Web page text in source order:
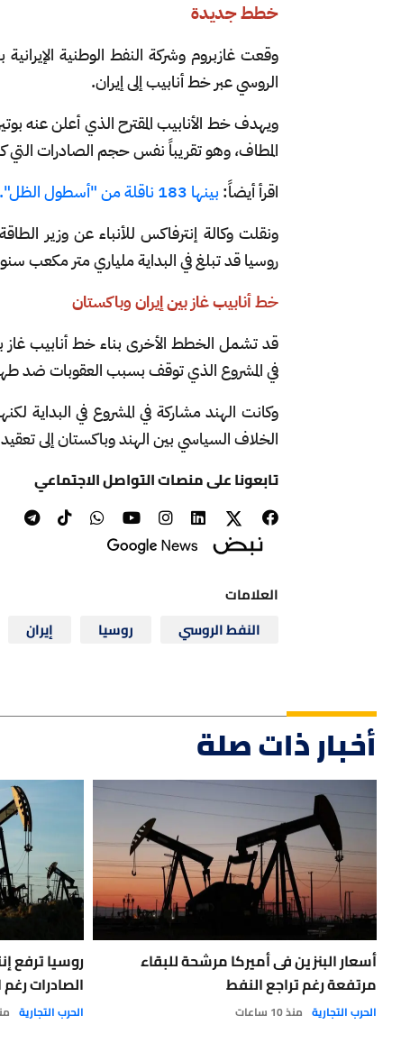
خطط جديدة
الروسي عبر خط أنابيب إلى إيران.
المطاف، وهو تقريباً نفس حجم الصادرات التي كان خط أنابيب نورد
اقرأ أيضاً:بينها 183 ناقلة من "أسطول الظل".. الولايات المتحدة تفرض عقوبات جديدة على روسيا
ونقلت وكالة إنترفاكس للأنباء عن وزير
روسيا قد تبلغ في البداية ملياري متر مكعب
خط أنابيب غاز بين إيران وباكستان
قد تشمل الخطط الأخرى بناء خط أنابيب غاز
في المشروع الذي توقف بسبب العقوبات ضد
الخلاف السياسي بين الهند وباكستان إلى
تابعونا على منصات التواصل الاجتماعي
العلامات
النفط الروسي
روسيا إيران
أخبار ذات صلة
أسعار البنزين فى أميركا مرشحة للبقاء
مرتفعة رغم تراجع النفط
الحرب التجارية منذ 10 ساعات
روسيا ترفع
الصادرات
الحرب التجارية منذ